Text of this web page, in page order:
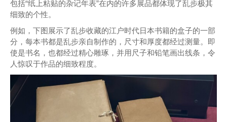
包括“纸上粘贴的杂记年表”在内的许多展品都体现了乱步极其
细致的个性。
例如，下图展示了乱步收藏的江户时代日本书籍的盒子的一部
分，每本书都是乱步亲自制作的，尺寸和厚度都经过测量。即
使是书名，也都经过精心雕琢，并用尺子和铅笔画出线条，令
人惊叹于作品的细致程度。